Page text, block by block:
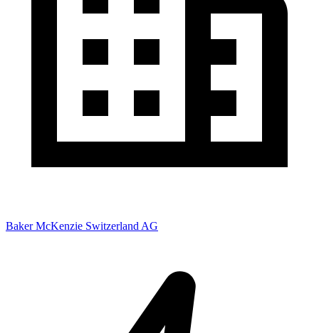
Baker McKenzie Switzerland AG